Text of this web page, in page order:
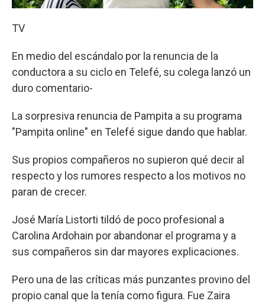
TV
En medio del escándalo por la renuncia de la
conductora a su ciclo en Telefé, su colega lanzó un
duro comentario-
La sorpresiva renuncia de Pampita a su programa
"Pampita online" en Telefé sigue dando que hablar.
Sus propios compañeros no supieron qué decir al
respecto y los rumores respecto a los motivos no
paran de crecer.
José María Listorti tildó de poco profesional a
Carolina Ardohain por abandonar el programa y a
sus compañeros sin dar mayores explicaciones.
Pero una de las críticas más punzantes provino del
propio canal que la tenía como figura. Fue Zaira